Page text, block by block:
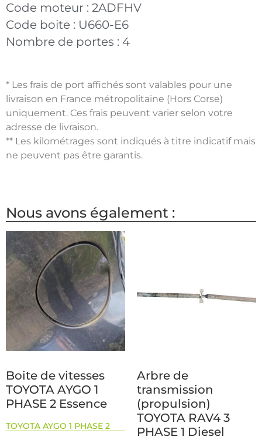
Code moteur : 2ADFHV
Code boite : U660-E6
Nombre de portes : 4
* Les frais de port affichés sont valables pour une
livraison en France métropolitaine (Hors Corse)
uniquement. Ces frais peuvent varier selon votre
adresse de livraison.
** Les kilométrages sont indiqués à titre indicatif mais
ne peuvent pas être garantis.
Nous avons également :
Boite de vitesses
TOYOTA AYGO 1
PHASE 2 Essence
TOYOTA AYGO 1 PHASE 2
Arbre de
transmission
(propulsion)
TOYOTA RAV4 3
PHASE 1 Diesel